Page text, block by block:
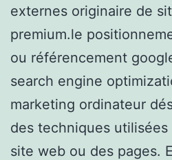
externes originaire de
premium.le
ou référencement
search engine
marketing ordinateur
des techniques
site web ou des pages.